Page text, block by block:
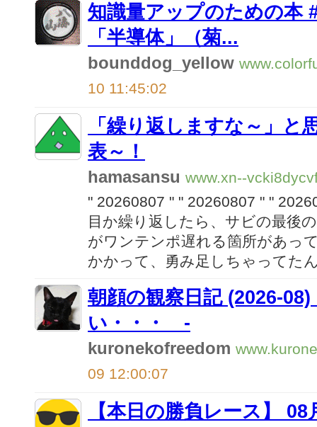
知識量アップのための本
「半導体」（菊...
bounddog_yellow
10 11:45:02
「繰り返しますな～」と
表～！
hamasansu www.xn--
" 20260807 " " 20260807 " "
目か繰り返したら、サビの最後
がワンテンポ遅れる箇所があっ
かかって、勇み足しちゃってた
朝顔の観察日記 (2026-
い・・・ -
kuronekofreedom
09 12:00:07
【本日の勝負レース】 08